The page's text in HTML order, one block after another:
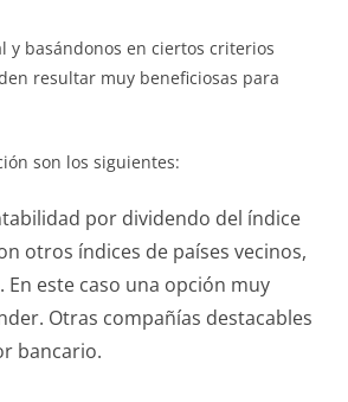
y basándonos en ciertos criterios
resultar muy beneficiosas para
son los siguientes:
por dividendo del índice
otros índices de países vecinos,
este caso una opción muy
Otras compañías destacables
bancario.